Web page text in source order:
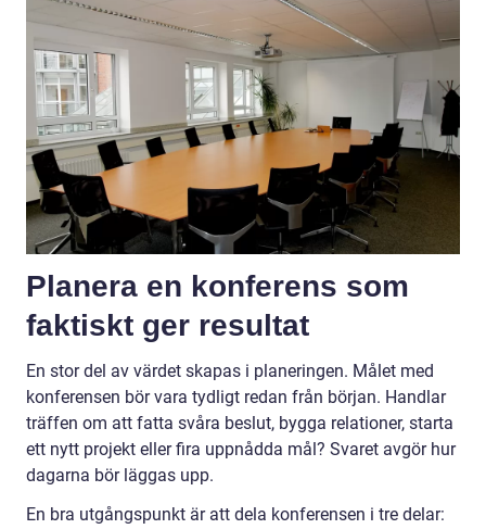
Planera en konferens som
faktiskt ger resultat
En stor del av värdet skapas i planeringen. Målet med
konferensen bör vara tydligt redan från början. Handlar
träffen om att fatta svåra beslut, bygga relationer, starta
ett nytt projekt eller fira uppnådda mål? Svaret avgör hur
dagarna bör läggas upp.
En bra utgångspunkt är att dela konferensen i tre delar: